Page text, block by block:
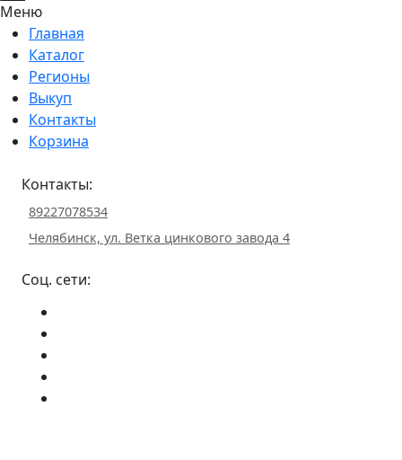
Меню
Главная
Каталог
Регионы
Выкуп
Контакты
Корзина
Контакты:
89227078534
Челябинск, ул. Ветка цинкового завода 4
Соц. сети: